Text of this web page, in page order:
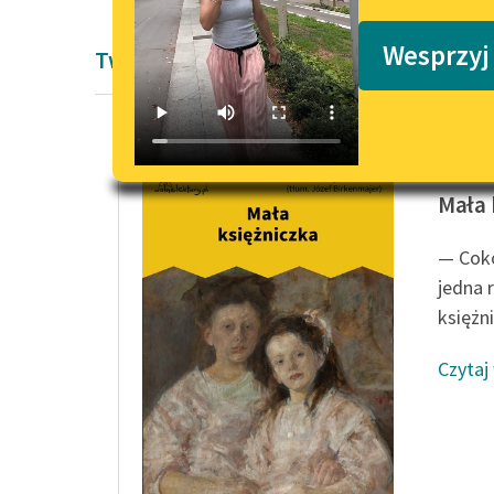
Twórczość Frances Hodgson Burnett
—
jedna
Czytaj